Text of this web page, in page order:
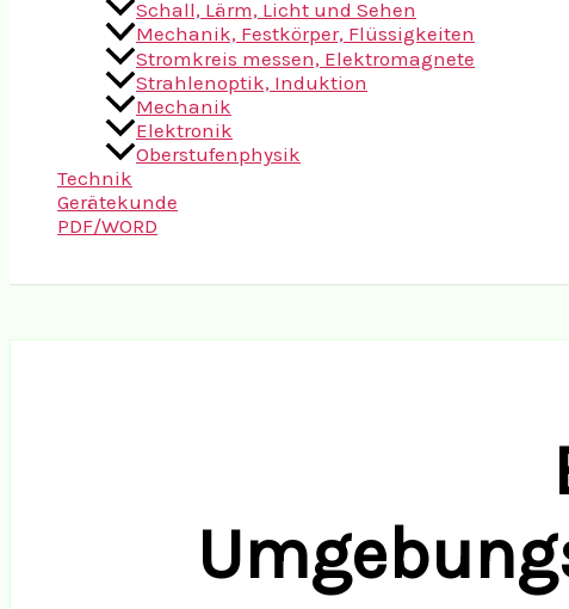
Schall, Lärm, Licht und Sehen
Mechanik, Festkörper, Flüssigkeiten
Stromkreis messen, Elektromagnete
Strahlenoptik, Induktion
Mechanik
Elektronik
Oberstufenphysik
Technik
Gerätekunde
PDF/WORD